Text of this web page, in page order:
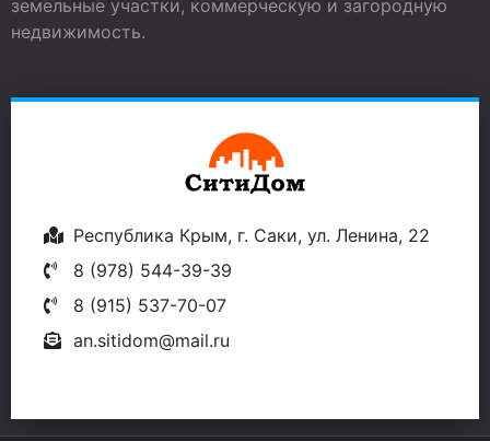
земельные участки, коммерческую и загородную
недвижимость.
Республика Крым, г. Саки, ул. Ленина, 22
8 (978) 544-39-39
8 (915) 537-70-07
an.sitidom@mail.ru